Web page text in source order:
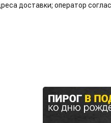
доставки; оператор